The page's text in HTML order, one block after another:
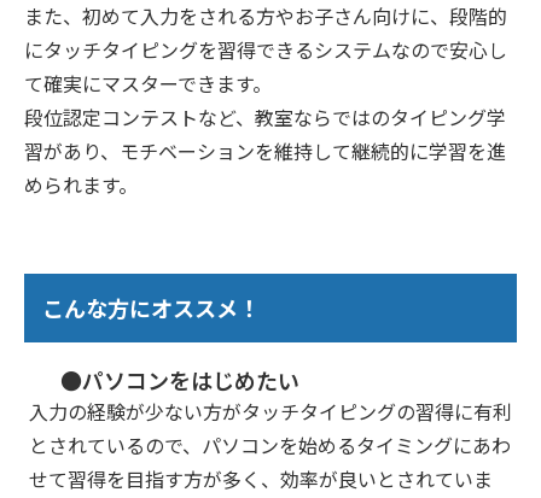
また、初めて入力をされる方やお子さん向けに、段階的
にタッチタイピングを習得できるシステムなので安心し
て確実にマスターできます。
段位認定コンテストなど、教室ならではのタイピング学
習があり、モチベーションを維持して継続的に学習を進
められます。
こんな方にオススメ！
●パソコンをはじめたい
入力の経験が少ない方がタッチタイピングの習得に有利
とされているので、パソコンを始めるタイミングにあわ
せて習得を目指す方が多く、効率が良いとされていま